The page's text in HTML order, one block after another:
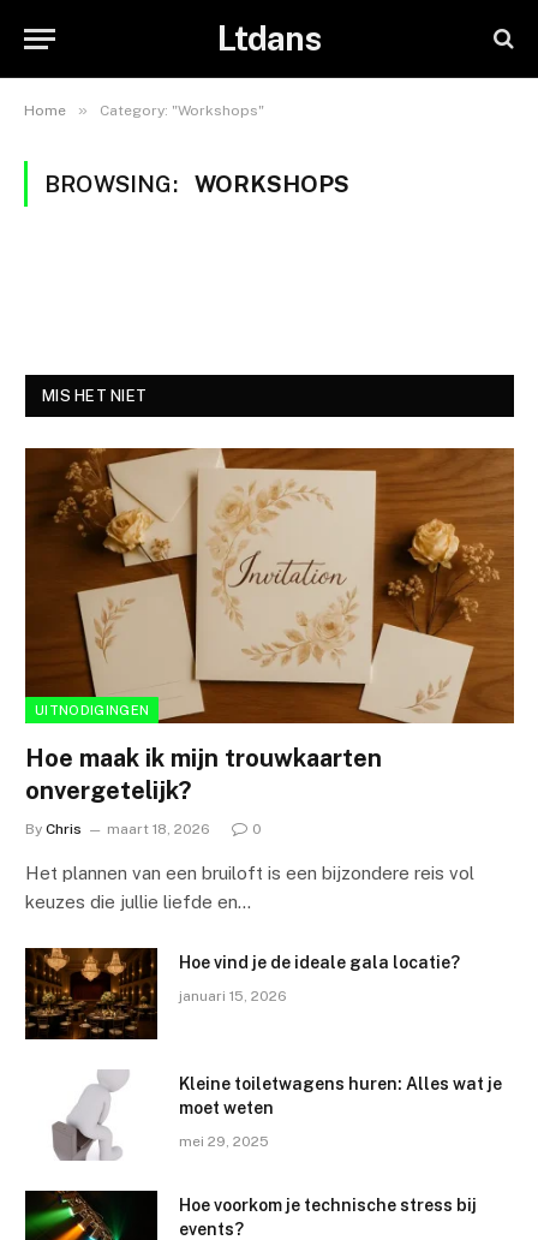
Ltdans
Home » Category: "Workshops"
BROWSING: WORKSHOPS
MIS HET NIET
UITNODIGINGEN
Hoe maak ik mijn trouwkaarten
onvergetelijk?
By Chris maart 18, 2026 0
Het plannen van een bruiloft is een bijzondere reis vol
keuzes die jullie liefde en…
Hoe vind je de ideale gala locatie?
januari 15, 2026
Kleine toiletwagens huren: Alles wat je
moet weten
mei 29, 2025
Hoe voorkom je technische stress bij
events?